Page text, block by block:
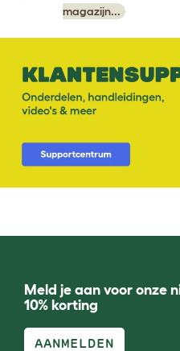
magazijn...
Meld je aan voor onze
10% korting
AANMELDEN